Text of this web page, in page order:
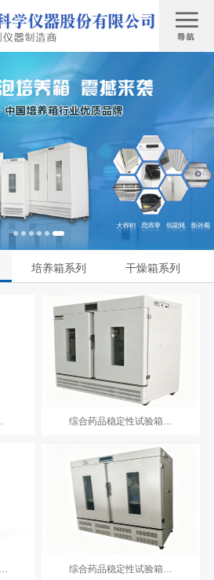
培养箱系列 干燥箱系列
综合药品稳定性试验箱…
… 综合药品稳定性试验箱…